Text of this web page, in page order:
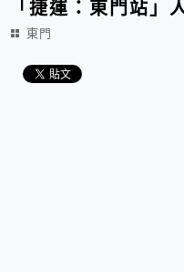
「捷運：東門站」
東門